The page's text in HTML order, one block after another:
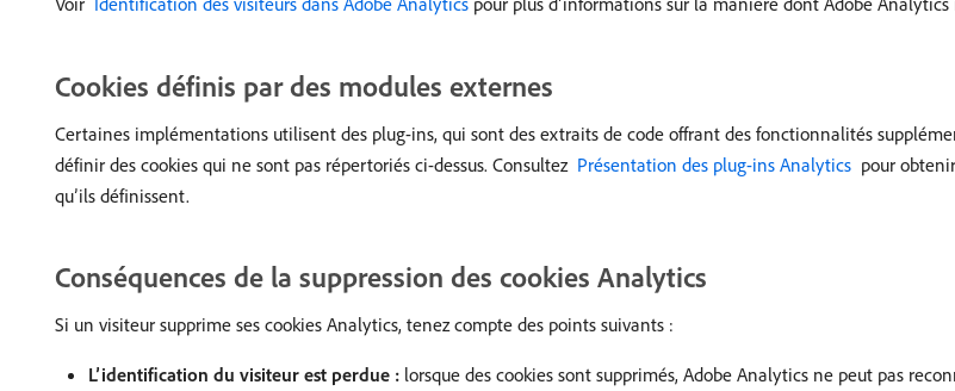
Cookies définis par des modules externes
Certaines implémentations utilisent des plug-ins, qui sont des extraits de code offrant des fonctionnalités
définir des cookies qui ne sont pas répertoriés ci-dessus. Consultez ​ Présentation des plug-ins Analytics ​ pour
qu’ils définissent.
Conséquences de la suppression des cookies Analytics
Si un visiteur supprime ses cookies Analytics, tenez compte des points suivants :
L’identification du visiteur est perdue : lorsque des cookies sont supprimés, Adobe Analytics ne peut pas